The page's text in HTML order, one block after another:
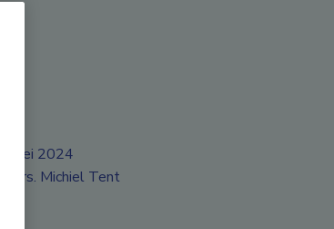
mei 2024
Drs. Michiel Tent